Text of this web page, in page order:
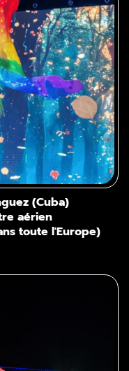
(Cuba)
aérien
toute l'Europe)